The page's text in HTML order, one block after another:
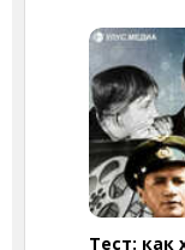
Тест: как